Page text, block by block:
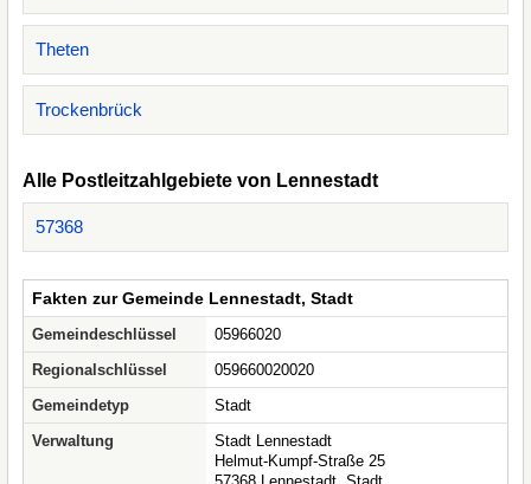
Theten
Trockenbrück
Alle Postleitzahlgebiete von Lennestadt
57368
Fakten zur Gemeinde Lennestadt, Stadt
Gemeindeschlüssel
05966020
Regionalschlüssel
059660020020
Gemeindetyp
Stadt
Verwaltung
Stadt Lennestadt
Helmut-Kumpf-Straße 25